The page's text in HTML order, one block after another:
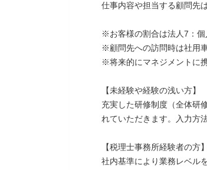
仕事内容や担当する顧問先
※お客様の割合は法人7：個
※顧問先への訪問時は社用
※将来的にマネジメントに
【未経験や経験の浅い方】
充実した研修制度（全体研
れていただきます。入力方
【税理士事務所経験者の方】
社内基準により業務レベル